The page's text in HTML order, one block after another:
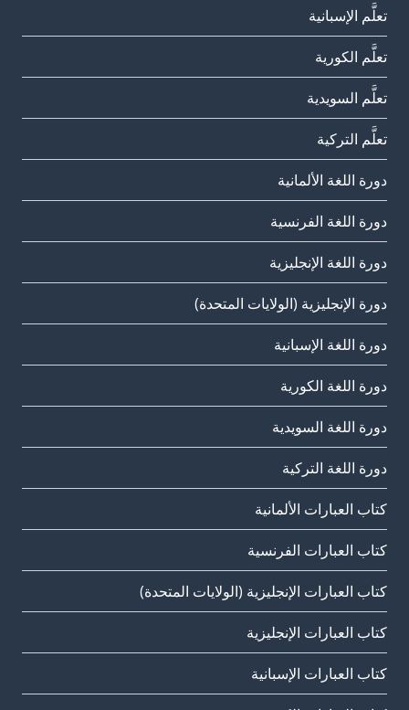
تعلَّم الإسبانية
تعلَّم الكورية
تعلَّم السويدية
تعلَّم التركية
دورة اللغة الألمانية
دورة اللغة الفرنسية
دورة اللغة الإنجليزية
دورة الإنجليزية (الولايات المتحدة)
دورة اللغة الإسبانية
دورة اللغة الكورية
دورة اللغة السويدية
دورة اللغة التركية
كتاب العبارات الألمانية
كتاب العبارات الفرنسية
كتاب العبارات الإنجليزية (الولايات المتحدة)
كتاب العبارات الإنجليزية
كتاب العبارات الإسبانية